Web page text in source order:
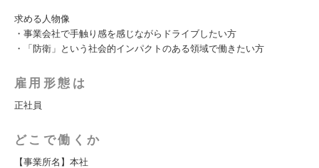
求める人物像
・事業会社で手触り感を感じながらドライブしたい方
・「防衛」という社会的インパクトのある領域で働きたい方
雇用形態は
正社員
どこで働くか
【事業所名】本社